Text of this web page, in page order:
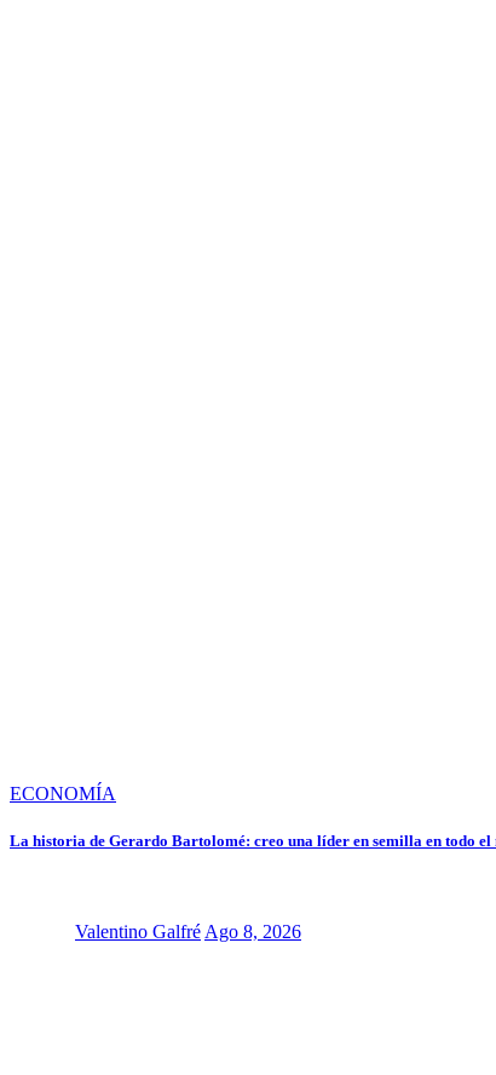
ECONOMÍA
La historia de Gerardo Bartolomé: creo una líder en semilla en todo el
Valentino GalfréAgo 8, 2026